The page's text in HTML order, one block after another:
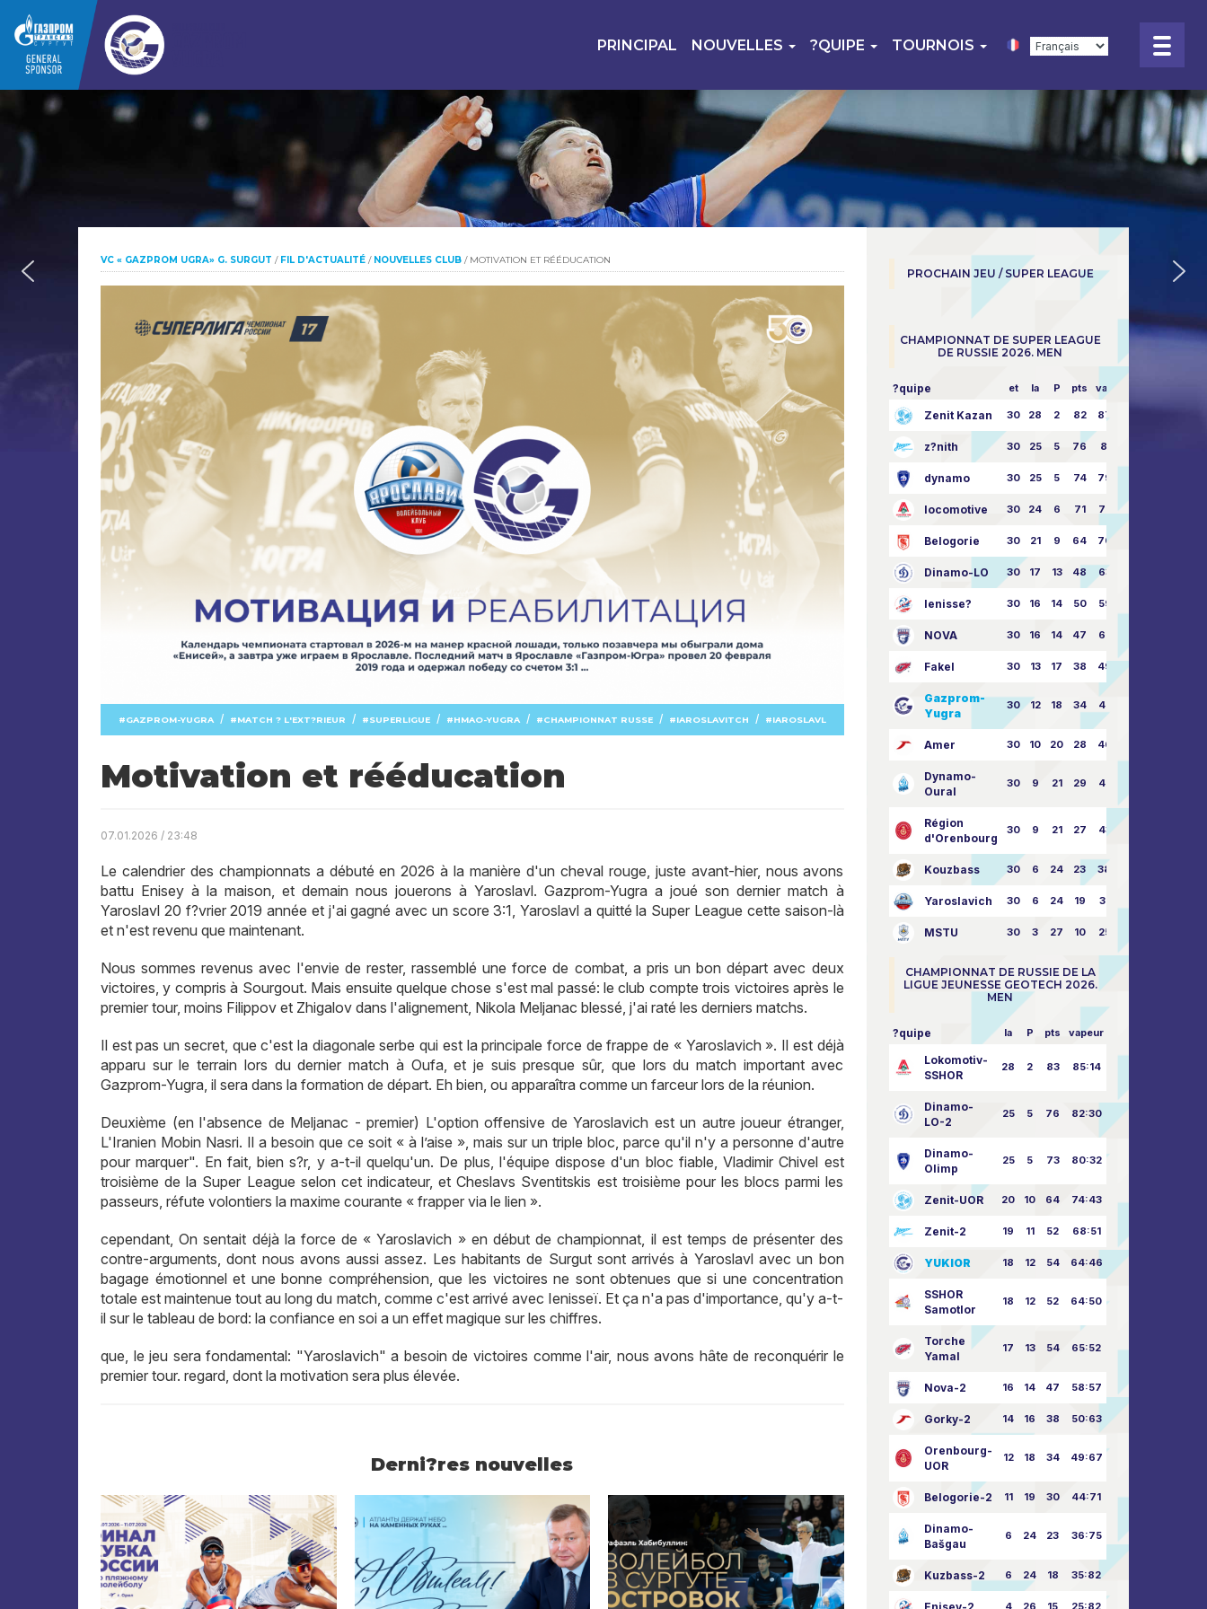
PRINCIPAL NOUVELLES ?QUIPE TOURNOIS
VC « GAZPROM UGRA» G. SURGUT / FIL D'ACTUALITÉ / NOUVELLES CLUB / MOTIVATION ET RÉÉDUCATION
GAZPROM-YUGRA / MATCH ? L'EXT?RIEUR / SUPERLIGUE / HMAO-YUGRA / CHAMPIONNAT RUSSE / IAROSLAVITCH / IAROSLAVL
Motivation et rééducation
07.01.2026 / 23:48
Le calendrier des championnats a débuté en 2026 à la manière d'un cheval rouge, juste avant-hier, nous avons
battu Enisey à la maison, et demain nous jouerons à Yaroslavl. Gazprom-Yugra a joué son dernier match à
Yaroslavl 20 f?vrier 2019 année et j'ai gagné avec un score 3:1, Yaroslavl a quitté la Super League cette saison-là
et n'est revenu que maintenant.
Nous sommes revenus avec l'envie de rester, rassemblé une force de combat, a pris un bon départ avec deux
victoires, y compris à Sourgout. Mais ensuite quelque chose s'est mal passé: le club compte trois victoires après le
premier tour, moins Filippov et Zhigalov dans l'alignement, Nikola Meljanac blessé, j'ai raté les derniers matchs.
Il est pas un secret, que c'est la diagonale serbe qui est la principale force de frappe de « Yaroslavich ». Il est déjà
apparu sur le terrain lors du dernier match à Oufa, et je suis presque sûr, que lors du match important avec
Gazprom-Yugra, il sera dans la formation de départ. Eh bien, ou apparaîtra comme un farceur lors de la réunion.
Deuxième (en l'absence de Meljanac - premier) L'option offensive de Yaroslavich est un autre joueur étranger,
L'Iranien Mobin Nasri. Il a besoin que ce soit « à l’aise », mais sur un triple bloc, parce qu'il n'y a personne d'autre
pour marquer". En fait, bien s?r, y a-t-il quelqu'un. De plus, l'équipe dispose d'un bloc fiable, Vladimir Chivel est
troisième de la Super League selon cet indicateur, et Cheslavs Sventitskis est troisième pour les blocs parmi les
passeurs, réfute volontiers la maxime courante « frapper via le lien ».
cependant, On sentait déjà la force de « Yaroslavich » en début de championnat, il est temps de présenter des
contre-arguments, dont nous avons aussi assez. Les habitants de Surgut sont arrivés à Yaroslavl avec un bon
bagage émotionnel et une bonne compréhension, que les victoires ne sont obtenues que si une concentration
totale est maintenue tout au long du match, comme c'est arrivé avec Ienisseï. Et ça n'a pas d'importance, qu'y a-t-
il sur le tableau de bord: la confiance en soi a un effet magique sur les chiffres.
que, le jeu sera fondamental: "Yaroslavich" a besoin de victoires comme l'air, nous avons hâte de reconquérir le
premier tour. regard, dont la motivation sera plus élevée.
Derni?res nouvelles
PROCHAIN JEU / SUPER LEAGUE
CHAMPIONNAT DE SUPER LEAGUE
DE RUSSIE 2026. MEN
?quipe et la P pts vapeur
Zenit Kazan 30 28 2 82 87:24
z?nith 30 25 5 76 81:21
dynamo 30 25 5 74 79:26
locomotive 30 24 6 71 77:33
Belogorie 30 21 9 64 70:40
Dinamo-LO 30 17 13 48 63:57
Ienisse? 30 16 14 50 59:53
NOVA 30 16 14 47 62:58
Fakel 30 13 17 38 49:62
Gazprom-
Yugra
30 12 18 34 45:63
Amer 30 10 20 28 46:73
Dynamo-
Oural
30 9 21 29 41:70
Région
d'Orenbourg
30 9 21 27 43:73
Kouzbass 30 6 24 23 38:76
Yaroslavich 30 6 24 19 31:80
MSTU 30 3 27 10 25:87
CHAMPIONNAT DE RUSSIE DE LA
LIGUE JEUNESSE GEOTECH 2026.
MEN
?quipe la P pts vapeur
Lokomotiv-
SSHOR
28 2 83 85:14
Dinamo-
LO-2
25 5 76 82:30
Dinamo-
Olimp
25 5 73 80:32
Zenit-UOR 20 10 64 74:43
Zenit-2 19 11 52 68:51
YUKIOR 18 12 54 64:46
SSHOR
Samotlor
18 12 52 64:50
Torche
Yamal
17 13 54 65:52
Nova-2 16 14 47 58:57
Gorky-2 14 16 38 50:63
Orenbourg-
UOR
12 18 34 49:67
Belogorie-2 11 19 30 44:71
Dinamo-
Bašgau
6 24 23 36:75
Kuzbass-2 6 24 18 35:82
4 26 15 25:82